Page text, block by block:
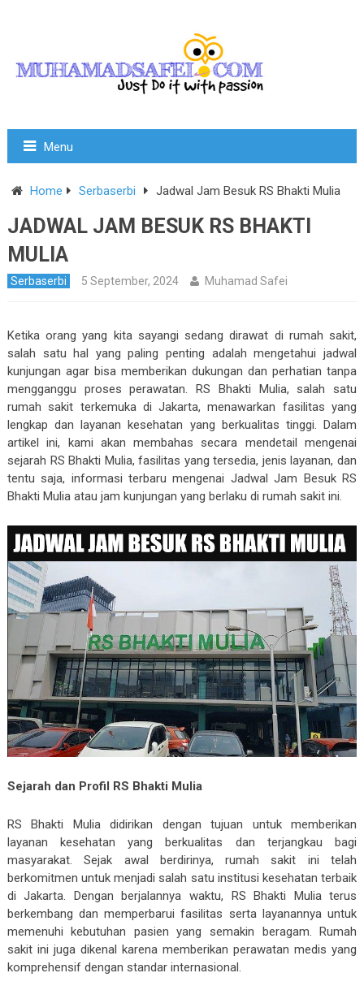
Menu
Home Serbaserbi Jadwal Jam Besuk RS Bhakti Mulia
JADWAL JAM BESUK RS BHAKTI
MULIA
Serbaserbi 5 September, 2024 Muhamad Safei
Ketika orang yang kita sayangi sedang dirawat di rumah sakit,
salah satu hal yang paling penting adalah mengetahui jadwal
kunjungan agar bisa memberikan dukungan dan perhatian tanpa
mengganggu proses perawatan. RS Bhakti Mulia, salah satu
rumah sakit terkemuka di Jakarta, menawarkan fasilitas yang
lengkap dan layanan kesehatan yang berkualitas tinggi. Dalam
artikel ini, kami akan membahas secara mendetail mengenai
sejarah RS Bhakti Mulia, fasilitas yang tersedia, jenis layanan, dan
tentu saja, informasi terbaru mengenai Jadwal Jam Besuk RS
Bhakti Mulia atau jam kunjungan yang berlaku di rumah sakit ini.
Sejarah dan Profil RS Bhakti Mulia
RS Bhakti Mulia didirikan dengan tujuan untuk memberikan
layanan kesehatan yang berkualitas dan terjangkau bagi
masyarakat. Sejak awal berdirinya, rumah sakit ini telah
berkomitmen untuk menjadi salah satu institusi kesehatan terbaik
di Jakarta. Dengan berjalannya waktu, RS Bhakti Mulia terus
berkembang dan memperbarui fasilitas serta layanannya untuk
memenuhi kebutuhan pasien yang semakin beragam. Rumah
sakit ini juga dikenal karena memberikan perawatan medis yang
komprehensif dengan standar internasional.